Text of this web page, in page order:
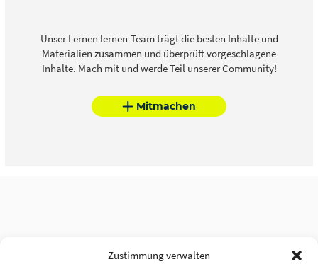
Zustimmung verwalten
Unser Lernen lernen-Team trägt die besten Inhalte und
Materialien zusammen und überprüft vorgeschlagene
Inhalte. Mach mit und werde Teil unserer Community!
Mitmachen